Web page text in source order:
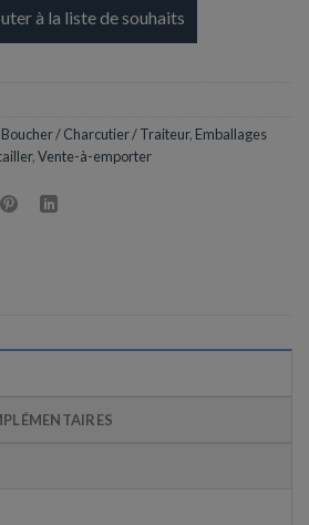
à la liste de souhaits
Boucher / Charcutier / Traiteur, Emballages
,Vente-à-emporter